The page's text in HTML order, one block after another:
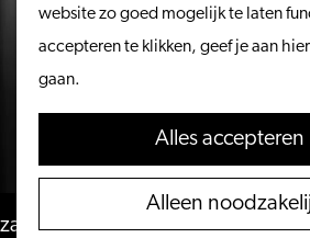
website zo goed mogelijk te laten
accepteren te klikken, geef je aan
gaan.
Alles accepteren
Alleen
homepage
zaterdag 21 november